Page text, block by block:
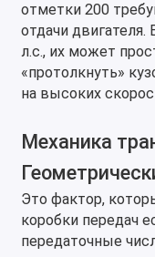
отметки 200
отдачи
л.с., их может
«протолкнуть»
на высоких
Механика
Это фактор,
коробки передач
передаточные